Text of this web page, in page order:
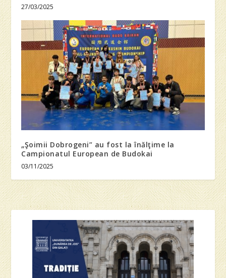
27/03/2025
„Şoimii Dobrogeni” au fost la înălţime la
Campionatul European de Budokai
03/11/2025